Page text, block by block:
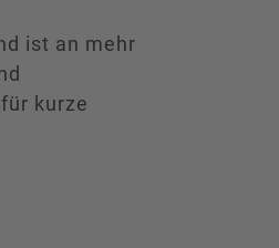
ist an mehr
kurze